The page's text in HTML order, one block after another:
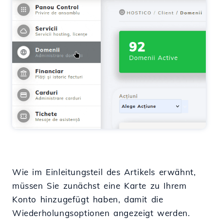
Wie im Einleitungsteil des Artikels erwähnt,
müssen Sie zunächst eine Karte zu Ihrem
Konto hinzugefügt haben, damit die
Wiederholungsoptionen angezeigt werden.